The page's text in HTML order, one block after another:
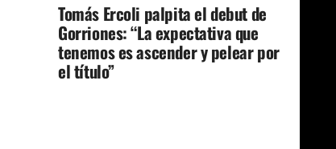
Tomás Ercoli palpita el debut de
Gorriones: “La expectativa que
tenemos es ascender y pelear por
el título”